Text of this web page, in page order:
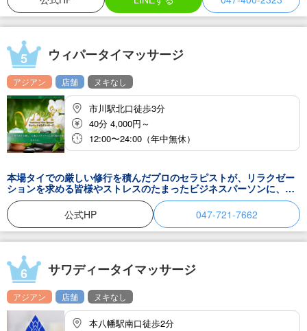
5 ウィパータイマッサージ
アジアン 店舗 ヌキなし
市川駅北口徒歩3分
40分 4,000円～
12:00〜24:00（年中無休）
本場タイでの厳しい修行を積んだプロのセラピストが、リラクゼー
ションを求める皆様やストレスのたまったビジネスパーソンに、最
高級のタイ古式マッサージ体験を提供いたします。タイ古式マッサ
ージは、体と心の調和を取り戻し、健康を促進する伝統的なタイの
療法です。深い筋肉エネルギーラインを刺激し、体内のエネルギー
の流れを改善する効果があります。その結果、身体の疲労が軽減さ
れ、ストレスや緊張が解消され、心身のリラックスがもたらされま
す。さらに、タイ古式マッサージは、体内の毒素排出を促進し、免
疫力を高め、健康な生活への一歩を踏み出す手助けをします。
公式HP 047-721-7662
6 サワディータイマッサージ
アジアン 店舗 ヌキなし
本八幡駅南口徒歩2分